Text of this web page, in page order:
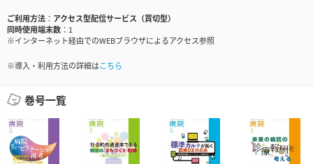
ご利用方法
アクセス型配信サービス（買切型）
同時使用端末数
1
※インターネット経由でのWEBブラウザによるアクセス参照
※導入・利用方法の詳細はこちら
巻号一覧